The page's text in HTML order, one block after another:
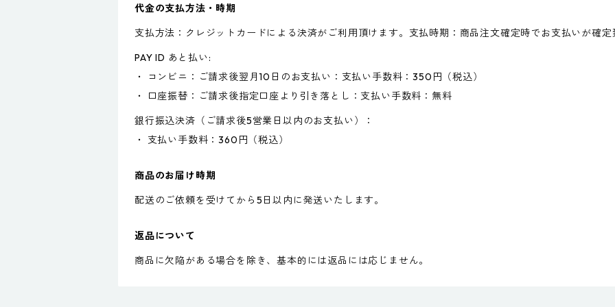
代金の支払方法・時期
支払方法：クレジットカードによる決済がご利用頂けます。支払時期：商品注文確定時でお支払いが確定
PAY ID あと払い:
・ コンビニ：ご請求後翌月10日のお支払い：支払い手数料：350円（税込）
・ 口座振替：ご請求後指定口座より引き落とし：支払い手数料：無料
銀行振込決済（ご請求後5営業日以内のお支払い）：
・ 支払い手数料：360円（税込）
商品のお届け時期
配送のご依頼を受けてから5日以内に発送いたします。
返品について
商品に欠陥がある場合を除き、基本的には返品には応じません。